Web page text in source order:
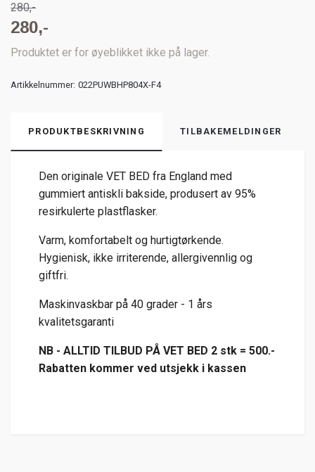
280,-
280,-
Produktet er for øyeblikket ikke på lager.
Artikkelnummer: 022PUWBHP804X-F4
PRODUKTBESKRIVNING TILBAKEMELDINGER
Den originale VET BED fra England med
gummiert antiskli bakside, produsert av 95%
resirkulerte plastflasker.
Varm, komfortabelt og hurtigtørkende.
Hygienisk, ikke irriterende, allergivennlig og
giftfri.
Maskinvaskbar på 40 grader - 1 års
kvalitetsgaranti
NB - ALLTID TILBUD PÅ VET BED 2 stk = 500.-
Rabatten kommer ved utsjekk i kassen